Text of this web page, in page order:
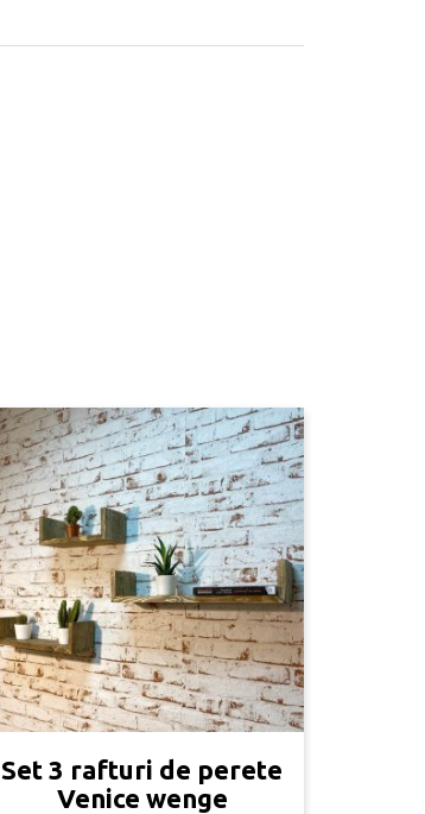
Set 3 rafturi de perete
Venice wenge